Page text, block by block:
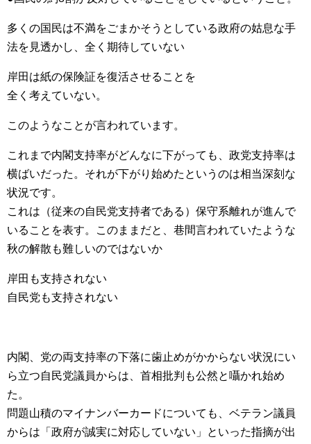
多くの国民は不満をごまかそうとしている政府の姑息な手
法を見透かし、全く期待していない
岸田は紙の保険証を復活させることを
全く考えていない。
このようなことが言われています。
これまで内閣支持率がどんなに下がっても、政党支持率は
横ばいだった。それが下がり始めたというのは相当深刻な
状況です。
これは（従来の自民党支持者である）保守系離れが進んで
いることを表す。このままだと、巷間言われていたような
秋の解散も難しいのではないか
岸田も支持されない
自民党も支持されない
内閣、党の両支持率の下落に歯止めがかからない状況にい
ら立つ自民党議員からは、首相批判も公然と囁かれ始め
た。
問題山積のマイナンバーカードについても、ベテラン議員
からは「政府が誠実に対応していない」といった指摘が出